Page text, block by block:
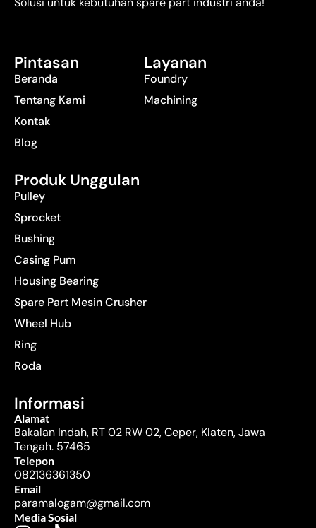
Pintasan
Beranda
Tentang Kami
Kontak
Blog
Layanan
Foundry
Machining
Produk Unggulan
Pulley
Sprocket
Bushing
Casing Pum
Housing Bearing
Spare Part Mesin Crusher
Wheel Hub
Ring
Roda
Informasi
Alamat
Bakalan Indah, RT 02 RW 02, Ceper, Klaten, Jawa
Tengah. 57465
Telepon
082136361350
Email
paramalogam@gmail.com
Media Sosial